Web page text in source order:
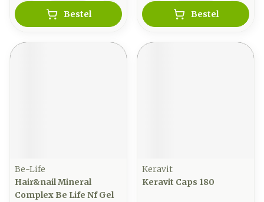
Bestel Bestel
Be-Life
Hair&nail Mineral
Complex Be Life Nf Gel
Keravit
Keravit Caps 180